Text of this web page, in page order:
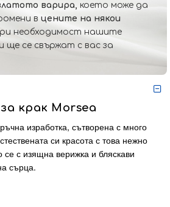
варира, което може да
в цените на някои
необходимост нашите
ще се свържат с вас за
крак Morsea
изработка, сътворена с много
си красота с това нежно
с изящна верижка и бляскави
сърца.